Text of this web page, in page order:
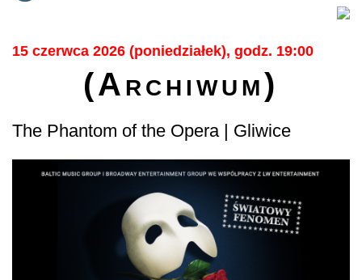
15 czerwca 2026 (poniedziałek), godz. 19:00
(Archiwum)
The Phantom of the Opera | Gliwice